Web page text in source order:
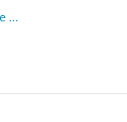
...